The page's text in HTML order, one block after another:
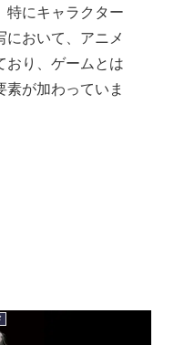
特にキャラクター
において、アニメ
おり、ゲームとは
素が加わっていま